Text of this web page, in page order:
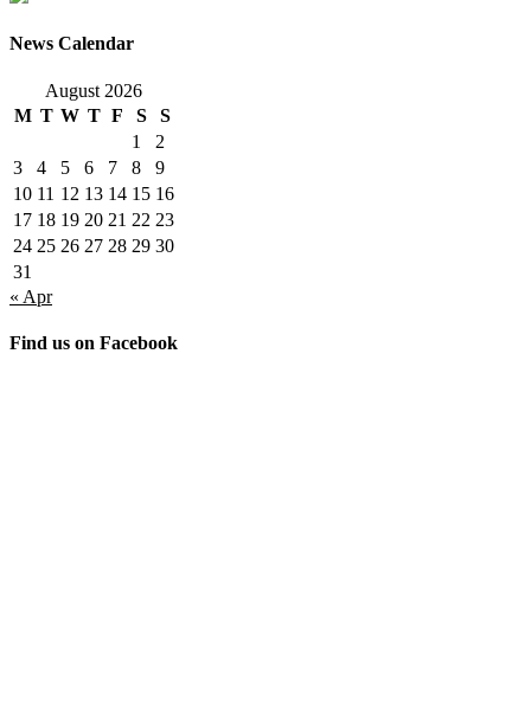
News Calendar
August 2026
M T W T F S
S
1
2
3
4 5 6 7 8
9
10 11 12 13 14 15 16
17 18 19 20 21 22 23
24 25 26 27 28 29 30
31
« Apr
Find us on Facebook